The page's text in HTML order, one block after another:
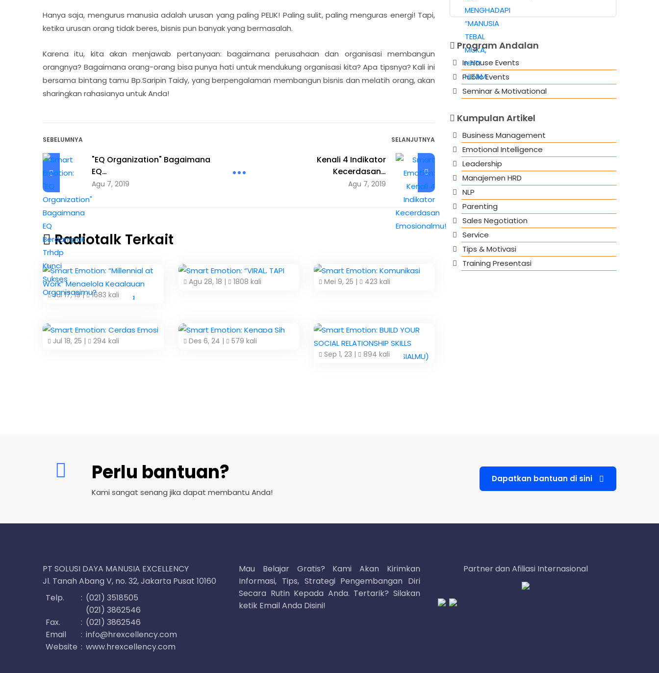
Hanya saja, mengurus manusia adalah urusan yang paling PELIK! Paling sulit, paling menguras energi! Tapi,
ketika urusan orang tidak beres, bisnis pun banyak yang bermasalah.
Karena itu, kita akan menjawab pertanyaan: bagaimana perusahaan dan organisasi membangun
orangnya? Bagaimana orang-orang bisa punya hati untuk mendukung organisasi kita? Apa tipsnya? Kali ini
bersama bintang tamu Bp.Saripin Taidy, yang berpengalaman membangun bisnis dan melatih orang, akan
sharingkan rahasianya untuk Anda!
SEBELUMNYA
"EQ Organization" Bagaimana
EQ…
Agu 7, 2019
SELANJUTNYA
Kenali 4 Indikator
Kecerdasan…
Agu 7, 2019
Radiotalk Terkait
Jul 17, 19 | 1683 kali
Agu 28, 18 | 1808 kali Mei 9, 25 | 423 kali
Jul 18, 25 | 294 kali Des 6, 24 |
579 kali
Sep 1, 23 |
894 kali
Program Andalan
In House Events
Public Events
Seminar & Motivational
Kumpulan Artikel
Business Management
Emotional Intelligence
Leadership
Manajemen HRD
NLP
Parenting
Sales Negotiation
Service
Tips & Motivasi
Training Presentasi
Perlu bantuan?
Kami sangat senang jika dapat membantu Anda!
Dapatkan bantuan di sini
PT SOLUSI DAYA MANUSIA EXCELLENCY
Jl. Tanah Abang V, no. 32, Jakarta Pusat 10160
Telp.
: (021) 3518505
(021) 3862546
Fax.
: (021) 3862546
Email
: info@hrexcellency.com
Website : www.hrexcellency.com
Mau Belajar Gratis? Kami Akan Kirimkan
Informasi, Tips, Strategi Pengembangan Diri
Secara Rutin Kepada Anda. Tertarik? Silakan
ketik Email Anda Disini!
Partner dan Afiliasi Internasional